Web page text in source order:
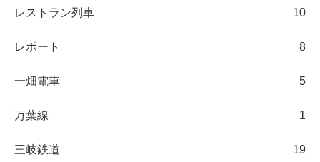
レストラン列車 10
レポート 8
一畑電車 5
万葉線 1
三岐鉄道 19